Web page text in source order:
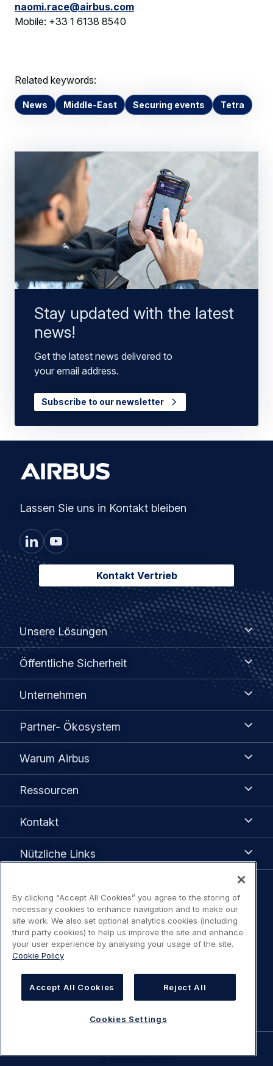
naomi.race@airbus.com
Mobile: +33 1 6138 8540
Related keywords:
News Middle-East Securing events Tetra
Stay updated with the latest
news!
Get the latest news delivered to
your email address.
Subscribe to our newsletter
Lassen Sie uns in Kontakt bleiben
Kontakt Vertrieb
Footer
menu
Unsere Lösungen
Unsere
Lösungen
Öffentliche Sicherheit
Öffentliche
Sicherheit
Unternehmen
Partner- Ökosystem
Warum Airbus
Ressourcen
Kontakt
Nützliche Links
Links
Legal
navigation
Datenschutzhinweis
Erklärung Zugangsbeschränkung
Cookies Settings
©AIRBUS 2026.
By clicking “Accept All Cookies” you agree to the storing of
necessary cookies to enhance navigation and to make our
site work. We also set optional analytics cookies (including
third party cookies) to help us improve the site and enhance
your user experience by analysing your usage of the site.
Cookie Policy
Accept All Cookies Reject All
Cookies Settings